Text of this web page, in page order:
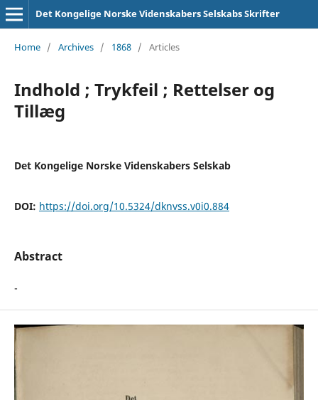
Det Kongelige Norske Videnskabers Selskabs Skrifter
Home / Archives / 1868 / Articles
Indhold ; Trykfeil ; Rettelser og
Tillæg
Det Kongelige Norske Videnskabers Selskab
DOI: https://doi.org/10.5324/dknvss.v0i0.884
Abstract
-